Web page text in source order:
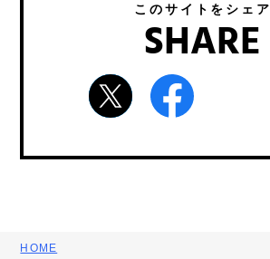
このサイトをシェア
SHARE
HOME